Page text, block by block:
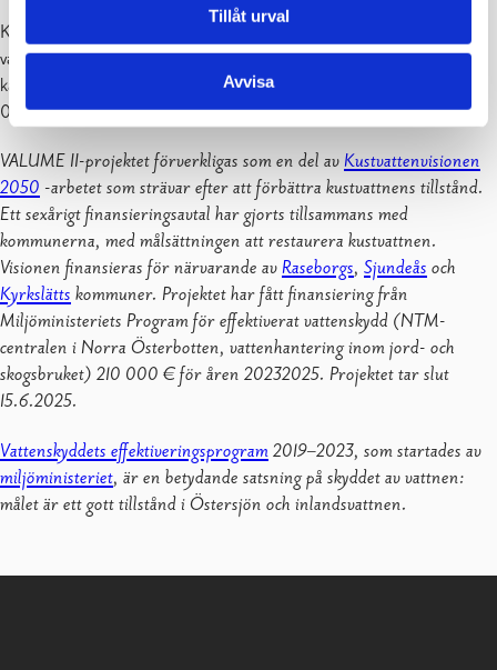
Tillåt urval
Avvisa
Katja Pellikka
vattendragssakkunnig
katja.pellikka(at)luvy.fi
050 475 4452
VALUME II-projektet förverkligas som en del av Kustvattenvisionen
2050 -arbetet som strävar efter att förbättra kustvattnens tillstånd.
Ett sexårigt finansieringsavtal har gjorts tillsammans med
kommunerna, med målsättningen att restaurera kustvattnen.
Visionen finansieras för närvarande av Raseborgs, Sjundeås och
Kyrkslätts kommuner. Projektet har fått finansiering från
Miljöministeriets Program för effektiverat vattenskydd (NTM-
centralen i Norra Österbotten, vattenhantering inom jord- och
skogsbruket) 210 000 € för åren 20232025. Projektet tar slut
15.6.2025.
Vattenskyddets effektiveringsprogram 2019–2023, som startades av
miljöministeriet, är en betydande satsning på skyddet av vattnen:
målet är ett gott tillstånd i Östersjön och inlandsvattnen.